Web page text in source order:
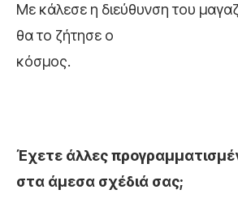
Με κάλεσε η διεύθυνση του
θα το ζήτησε ο
κόσμος.
Έχετε άλλες
στα άμεσα σχέδιά σας;